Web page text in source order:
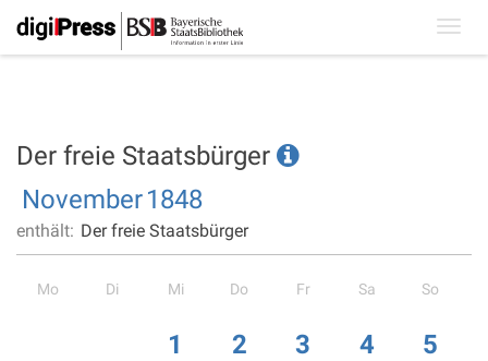
Der freie Staatsbürger
November1848
enthält: Der freie Staatsbürger
Mo Di Mi Do Fr Sa So
1 2 3 4 5